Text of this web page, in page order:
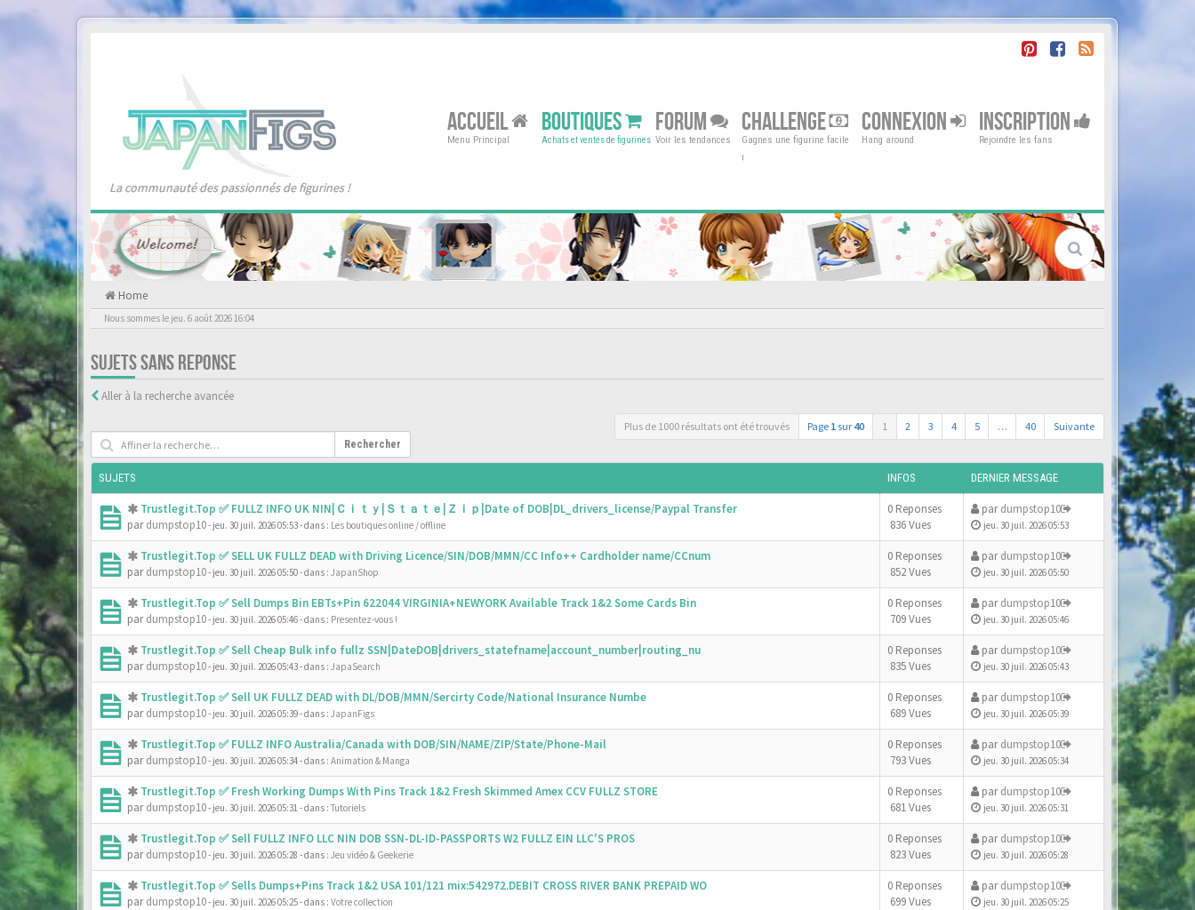
La communauté des passionnés de figurines !
ACCUEIL
Menu Principal
BOUTIQUES
Achats et ventes de figurines
FORUM
Voir les tendances
CHALLENGE
Gagnes une figurine facile
!
CONNEXION
Hang around
INSCRIPTION
Rejoindre les fans
Home
Nous sommes le jeu. 6 août 2026 16:04
SUJETS SANS REPONSE
Aller à la recherche avancée
Rechercher
Plus de 1000 résultats ont été trouvés Page 1 sur 40 1 2 3 4 5 … 40 Suivante
SUJETS INFOS DERNIER MESSAGE
Trustlegit.Top ✅ FULLZ INFO UK NIN|Ｃｉｔｙ|Ｓｔａｔｅ|Ｚｉｐ|Date of DOB|DL_drivers_license/Paypal Transfer
pardumpstop10- jeu. 30 juil. 2026 05:53- dans : Les boutiques online / offline
0 Reponses
836 Vues
pardumpstop10
jeu. 30 juil. 2026 05:53
Trustlegit.Top ✅ SELL UK FULLZ DEAD with Driving Licence/SIN/DOB/MMN/CC Info++ Cardholder name/CCnum
pardumpstop10- jeu. 30 juil. 2026 05:50- dans : JapanShop
0 Reponses
852 Vues
pardumpstop10
jeu. 30 juil. 2026 05:50
Trustlegit.Top ✅ Sell Dumps Bin EBTs+Pin 622044 VIRGINIA+NEWYORK Available Track 1&2 Some Cards Bin
pardumpstop10- jeu. 30 juil. 2026 05:46- dans : Presentez-vous !
0 Reponses
709 Vues
pardumpstop10
jeu. 30 juil. 2026 05:46
Trustlegit.Top ✅ Sell Cheap Bulk info fullz SSN|DateDOB|drivers_statefname|account_number|routing_nu
pardumpstop10- jeu. 30 juil. 2026 05:43- dans : JapaSearch
0 Reponses
835 Vues
pardumpstop10
jeu. 30 juil. 2026 05:43
Trustlegit.Top ✅ Sell UK FULLZ DEAD with DL/DOB/MMN/Sercirty Code/National Insurance Numbe
pardumpstop10- jeu. 30 juil. 2026 05:39- dans : JapanFigs
0 Reponses
689 Vues
pardumpstop10
jeu. 30 juil. 2026 05:39
Trustlegit.Top ✅ FULLZ INFO Australia/Canada with DOB/SIN/NAME/ZIP/State/Phone-Mail
pardumpstop10- jeu. 30 juil. 2026 05:34- dans : Animation & Manga
0 Reponses
793 Vues
pardumpstop10
jeu. 30 juil. 2026 05:34
Trustlegit.Top ✅ Fresh Working Dumps With Pins Track 1&2 Fresh Skimmed Amex CCV FULLZ STORE
pardumpstop10- jeu. 30 juil. 2026 05:31- dans : Tutoriels
0 Reponses
681 Vues
pardumpstop10
jeu. 30 juil. 2026 05:31
Trustlegit.Top ✅ Sell FULLZ INFO LLC NIN DOB SSN-DL-ID-PASSPORTS W2 FULLZ EIN LLC'S PROS
pardumpstop10- jeu. 30 juil. 2026 05:28 - dans : Jeu vidéo & Geekerie
0 Reponses
823 Vues
pardumpstop10
jeu. 30 juil. 2026 05:28
Trustlegit.Top ✅ Sells Dumps+Pins Track 1&2 USA 101/121 mix:542972.DEBIT CROSS RIVER BANK PREPAID WO
pardumpstop10- jeu. 30 juil. 2026 05:25- dans : Votre collection
0 Reponses
699 Vues
pardumpstop10
jeu. 30 juil. 2026 05:25